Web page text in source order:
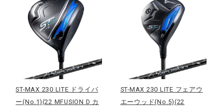
寝具／ミズノスリープ
アウトドア／レイン
サポーター
ST-MAX 230 LITE ドライバ
ー(No.1)(22 MFUSION D カ
ST-MAX 230 LITE フェアウ
エーウッド(No.5)(22